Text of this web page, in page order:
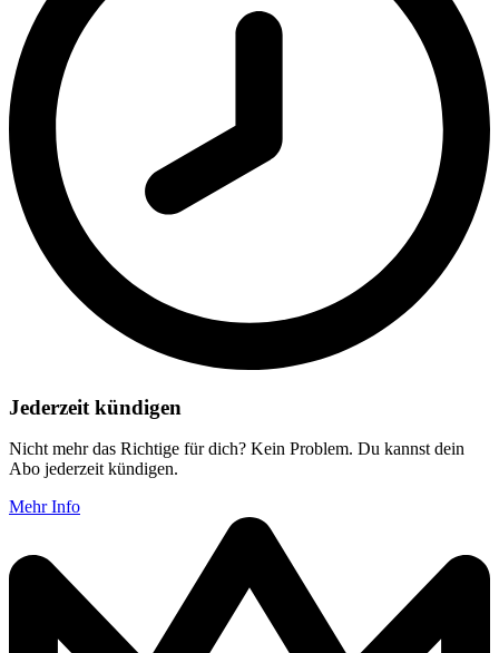
Jederzeit kündigen
Nicht mehr das Richtige für dich? Kein Problem. Du kannst dein
Abo jederzeit kündigen.
Mehr Info